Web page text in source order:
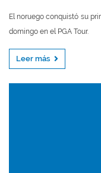
El noruego conquistó su
domingo en el PGA Tour.
Leer más